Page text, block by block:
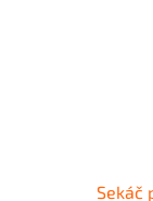
Sekáč